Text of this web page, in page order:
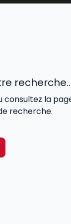
consultez la
recherche.